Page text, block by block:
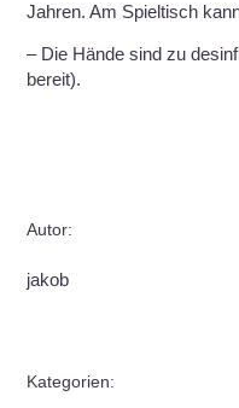
Jahren. Am Spieltisch
– Die Hände sind zu
bereit).
Autor:
jakob
Kategorien: